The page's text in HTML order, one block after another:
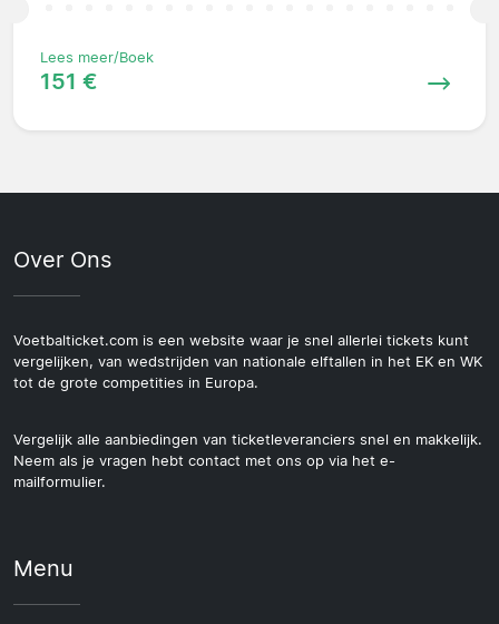
Lees meer/Boek
151 €
Over Ons
Voetbalticket.com is een website waar je snel allerlei tickets kunt
vergelijken, van wedstrijden van nationale elftallen in het EK en WK
tot de grote competities in Europa.
Vergelijk alle aanbiedingen van ticketleveranciers snel en makkelijk.
Neem als je vragen hebt contact met ons op via het e-
mailformulier.
Menu